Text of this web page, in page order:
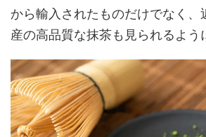
から輸入されたものだけでなく、
産の高品質な抹茶も見られるよう